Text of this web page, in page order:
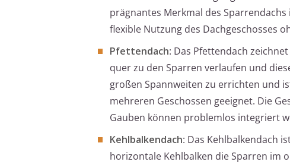
prägnantes Merkmal des
flexible Nutzung des Dachgeschosses
Pfettendach: Das Pfettendach
quer zu den Sparren verlaufen und
großen Spannweiten zu errichten und
mehreren Geschossen geeignet. Die
Gauben können problemlos integriert
Kehlbalkendach: Das Kehlbalkendach
horizontale Kehlbalken die Sparren im